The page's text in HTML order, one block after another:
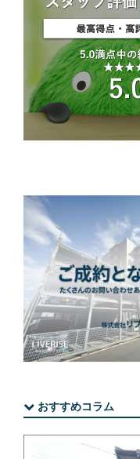
おすすめコラム